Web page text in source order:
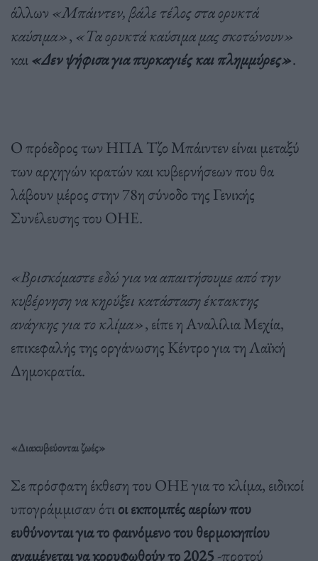
άλλων «Μπάιντεν, βάλε τέλος στα ορυκτά
καύσιμα», «Τα ορυκτά καύσιμα μας σκοτώνουν»
και«Δεν ψήφισα για πυρκαγιές και πλημμύρες».
Ο πρόεδρος των ΗΠΑ Τζο Μπάιντεν είναι μεταξύ
των αρχηγών κρατών και κυβερνήσεων που θα
λάβουν μέρος στην 78η σύνοδο της Γενικής
Συνέλευσης του ΟΗΕ.
«Βρισκόμαστε εδώ για να απαιτήσουμε από την
κυβέρνηση να κηρύξει κατάσταση έκτακτης
ανάγκης για το κλίμα», είπε η Αναλίλια Μεχία,
επικεφαλής της οργάνωσης Κέντρο για τη Λαϊκή
Δημοκρατία.
«Διακυβεύονται ζωές»
Σε πρόσφατη έκθεση του ΟΗΕ για το κλίμα, ειδικοί
υπογράμμισαν ότιοι εκπομπές αερίων που
ευθύνονται για το φαινόμενο του θερμοκηπίου
αναμένεται να κορυφωθούν το 2025 -προτού